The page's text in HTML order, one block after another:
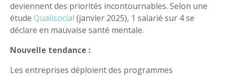
deviennent des priorités incontournables. Selon une
étude Qualisocial (janvier 2025), 1 salarié sur 4 se
déclare en mauvaise santé mentale.
Nouvelle tendance :
Les entreprises déploient des programmes